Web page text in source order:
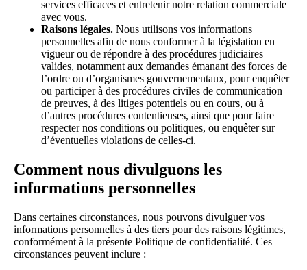
services efficaces et entretenir notre relation commerciale
avec vous.
Raisons légales. Nous utilisons vos informations
personnelles afin de nous conformer à la législation en
vigueur ou de répondre à des procédures judiciaires
valides, notamment aux demandes émanant des forces de
l’ordre ou d’organismes gouvernementaux, pour enquêter
ou participer à des procédures civiles de communication
de preuves, à des litiges potentiels ou en cours, ou à
d’autres procédures contentieuses, ainsi que pour faire
respecter nos conditions ou politiques, ou enquêter sur
d’éventuelles violations de celles-ci.
Comment nous divulguons les
informations personnelles
Dans certaines circonstances, nous pouvons divulguer vos
informations personnelles à des tiers pour des raisons légitimes,
conformément à la présente Politique de confidentialité. Ces
circonstances peuvent inclure :